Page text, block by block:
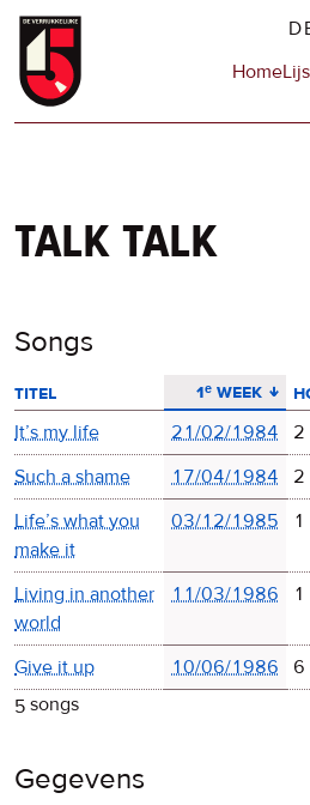
Overslaan
naar
Hoofdnavigatie
Home
talk talk
Songs
titel 1ᵉ week
aflopend sorteren
It’s my life
21/02/1984 2
Such a shame
17/04/1984 2
Life’s what you
make it
03/12/1985 1
Living in another
world
11/03/1986 1
Give it up 10/06/1986 6
5 songs
Gegevens